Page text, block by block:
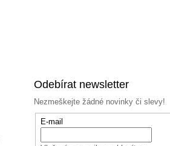
Odebírat newsletter
Nezmeškejte žádné novinky či slevy!
E-mail